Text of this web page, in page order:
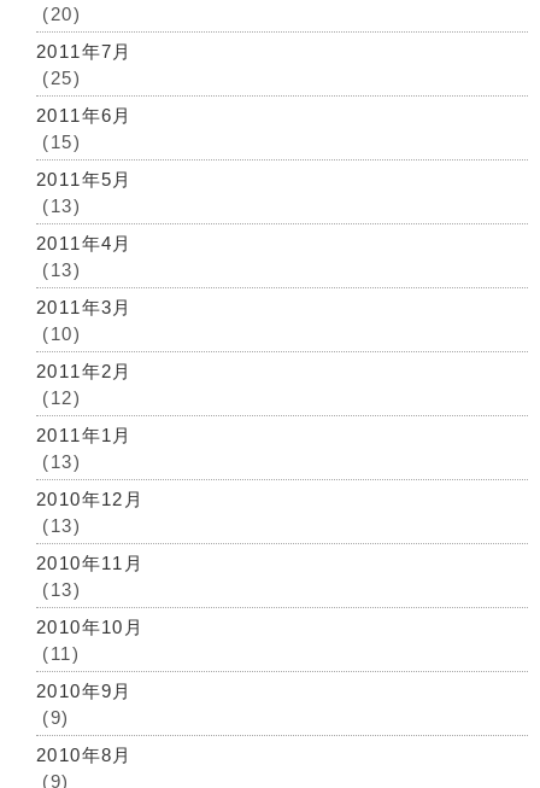
(20)
2011年7月
(25)
2011年6月
(15)
2011年5月
(13)
2011年4月
(13)
2011年3月
(10)
2011年2月
(12)
2011年1月
(13)
2010年12月
(13)
2010年11月
(13)
2010年10月
(11)
2010年9月
(9)
2010年8月
(9)